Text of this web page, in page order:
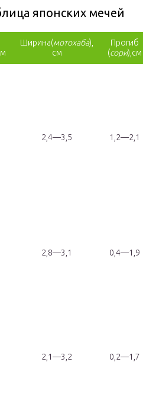
японских мечей
Ширина(мотохаба),
см
Прогиб
(сори),см
2,4—3,5 1,2—2,1
2,8—3,1 0,4—1,9
2,1—3,2 0,2—1,7